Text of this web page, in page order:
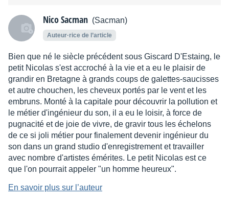
Nico Sacman (Sacman)
Auteur·rice de l’article
Bien que né le siècle précédent sous Giscard D'Estaing, le
petit Nicolas s'est accroché à la vie et a eu le plaisir de
grandir en Bretagne à grands coups de galettes-saucisses
et autre chouchen, les cheveux portés par le vent et les
embruns. Monté à la capitale pour découvrir la pollution et
le métier d'ingénieur du son, il a eu le loisir, à force de
pugnacité et de joie de vivre, de gravir tous les échelons
de ce si joli métier pour finalement devenir ingénieur du
son dans un grand studio d'enregistrement et travailler
avec nombre d'artistes émérites. Le petit Nicolas est ce
que l'on pourrait appeler "un homme heureux".
En savoir plus sur l’auteur